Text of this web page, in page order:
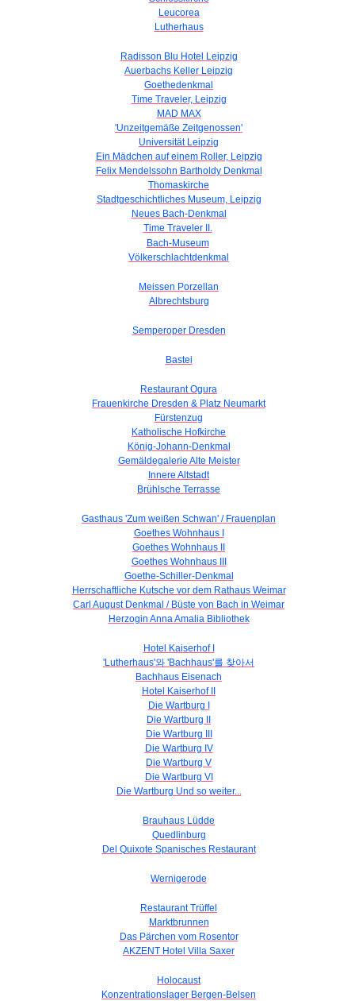
Leucorea
Lutherhaus
Radisson Blu Hotel Leipzig
Auerbachs Keller Leipzig
Goethedenkmal
Time Traveler, Leipzig
MAD MAX
'Unzeitgemäße Zeitgenossen'
Universität Leipzig
Ein Mädchen auf einem Roller, Leipzig
Felix Mendelssohn Bartholdy Denkmal
Thomaskirche
Stadtgeschichtliches Museum, Leipzig
Neues Bach-Denkmal
Time Traveler II.
Bach-Museum
Völkerschlachtdenkmal
Meissen Porzellan
Albrechtsburg
Semperoper Dresden
Bastei
Restaurant Ogura
Frauenkirche Dresden & Platz Neumarkt
Fürstenzug
Katholische Hofkirche
König-Johann-Denkmal
Gemäldegalerie Alte Meister
Innere Altstadt
Brühlsche Terrasse
Gasthaus 'Zum weißen Schwan' / Frauenplan
Goethes Wohnhaus I
Goethes Wohnhaus II
Goethes Wohnhaus III
Goethe-Schiller-Denkmal
Herrschaftliche Kutsche vor dem Rathaus Weimar
Carl August Denkmal / Büste von Bach in Weimar
Herzogin Anna Amalia Bibliothek
Hotel Kaiserhof I
'Lutherhaus'와 'Bachhaus'를 찾아서
Bachhaus Eisenach
Hotel Kaiserhof II
Die Wartburg I
Die Wartburg II
Die Wartburg III
Die Wartburg IV
Die Wartburg V
Die Wartburg VI
Die Wartburg Und so weiter...
Brauhaus Lüdde
Quedlinburg
Del Quixote Spanisches Restaurant
Wernigerode
Restaurant Trüffel
Marktbrunnen
Das Pärchen vom Rosentor
AKZENT Hotel Villa Saxer
Holocaust
Konzentrationslager Bergen-Belsen